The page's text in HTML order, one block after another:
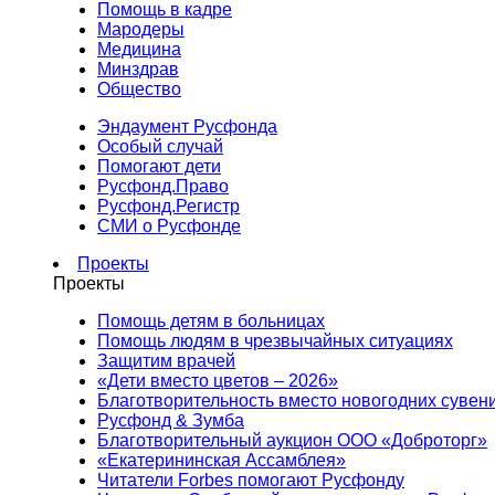
Помощь в кадре
Мародеры
Медицина
Минздрав
Общество
Эндаумент Русфонда
Особый случай
Помогают дети
Русфонд.Право
Русфонд.Регистр
СМИ о Русфонде
Проекты
Проекты
Помощь детям в больницах
Помощь людям в чрезвычайных ситуациях
Защитим врачей
«Дети вместо цветов – 2026»
Благотворительность вместо новогодних
Русфонд & Зумба
Благотворительный аукцион ООО «Доброторг»
«Екатерининская Ассамблея»
Читатели Forbes помогают Русфонду